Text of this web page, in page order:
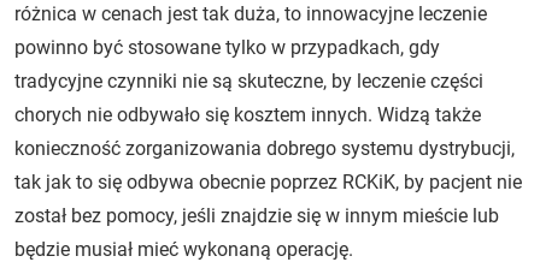
różnica w cenach jest tak duża, to innowacyjne leczenie
powinno być stosowane tylko w przypadkach, gdy
tradycyjne czynniki nie są skuteczne, by leczenie części
chorych nie odbywało się kosztem innych. Widzą także
konieczność zorganizowania dobrego systemu dystrybucji,
tak jak to się odbywa obecnie poprzez RCKiK, by pacjent nie
został bez pomocy, jeśli znajdzie się w innym mieście lub
będzie musiał mieć wykonaną operację.